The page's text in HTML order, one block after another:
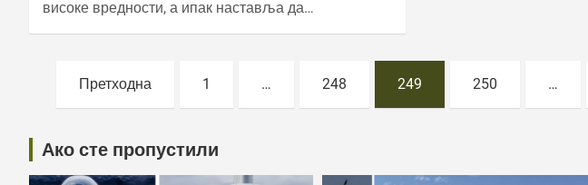
високе вредности, а ипак наставља да…
пагинатион
Претходна 1 … 248 249 250 …
Ако сте пропустили